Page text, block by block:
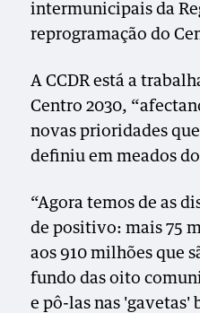
intermunicipais da
reprogramação do
A CCDR está a
Centro 2030,
novas prioridades
definiu em meados
“Agora temos de as
de positivo: mais 75
aos 910 milhões que
fundo das oito
e pô-las nas 'gavetas'